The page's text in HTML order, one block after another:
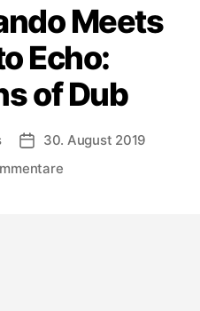
Meets
Echo:
of Dub
Veröffentlichungsdatum
30. August 2019
zu